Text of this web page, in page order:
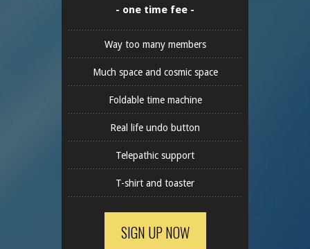
- one time fee -
Way too many members
Much space and cosmic space
Foldable time machine
Real life undo button
Telepathic support
T-shirt and toaster
SIGN UP NOW